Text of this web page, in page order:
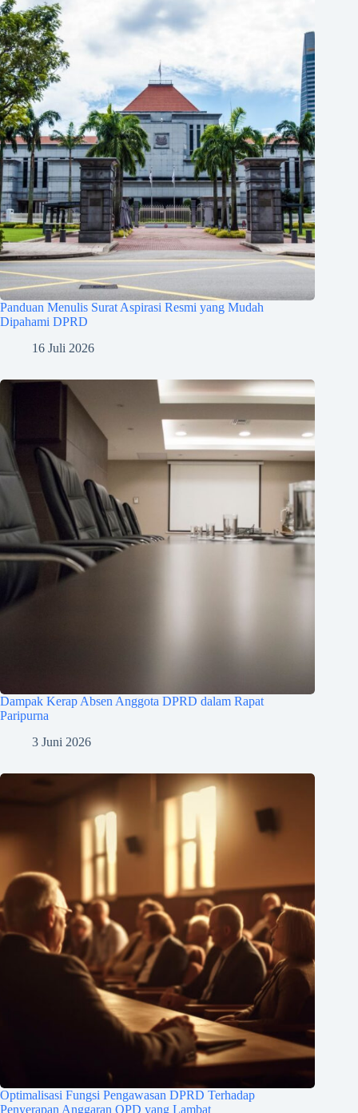
Panduan Menulis Surat Aspirasi Resmi yang Mudah
Dipahami DPRD
16 Juli 2026
Dampak Kerap Absen Anggota DPRD dalam Rapat
Paripurna
3 Juni 2026
Optimalisasi Fungsi Pengawasan DPRD Terhadap
Penyerapan Anggaran OPD yang Lambat